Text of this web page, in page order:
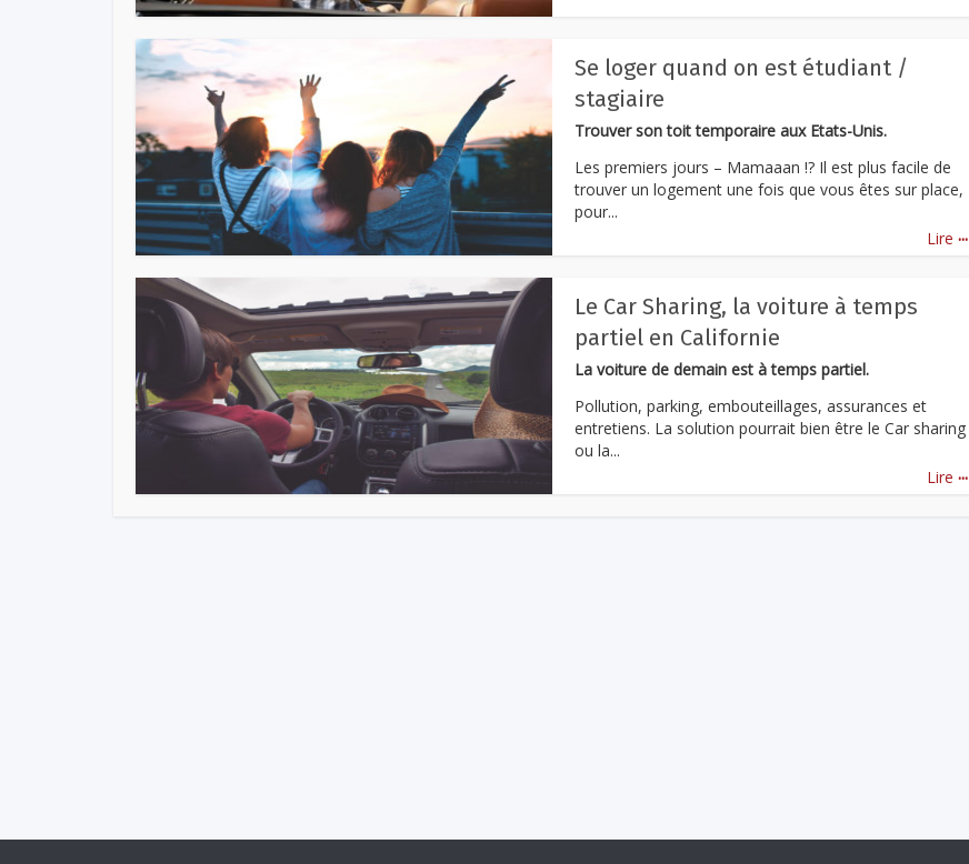
Se loger quand on est étudiant /
stagiaire
Trouver son toit temporaire aux Etats-Unis.
Les premiers jours – Mamaaan !? Il est plus facile de
trouver un logement une fois que vous êtes sur place,
pour...
Lire ...
Le Car Sharing, la voiture à temps
partiel en Californie
La voiture de demain est à temps partiel.
Pollution, parking, embouteillages, assurances et
entretiens. La solution pourrait bien être le Car sharing
ou la...
Lire ...